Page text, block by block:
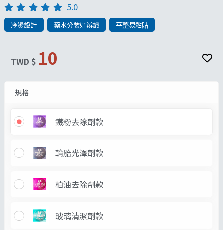
5.0
冷燙設計 藥水分裝好辨識 平整易黏貼
TWD $ 10
規格
鐵粉去除劑款
輪胎光澤劑款
柏油去除劑款
玻璃清潔劑款